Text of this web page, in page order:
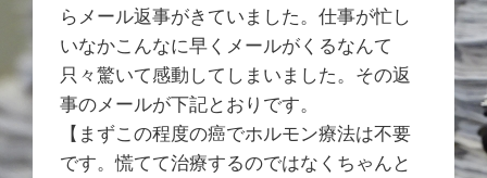
らメール返事がきていました。仕事が忙し
いなかこんなに早くメールがくるなんて
只々驚いて感動してしまいました。その返
事のメールが下記とおりです。
【まずこの程度の癌でホルモン療法は不要
です。慌てて治療するのではなくちゃんと